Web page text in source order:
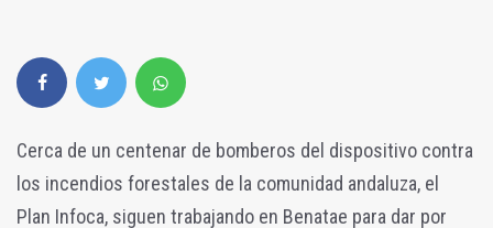
Cerca de un centenar de bomberos del dispositivo contra
los incendios forestales de la comunidad andaluza, el
Plan Infoca, siguen trabajando en Benatae para dar por